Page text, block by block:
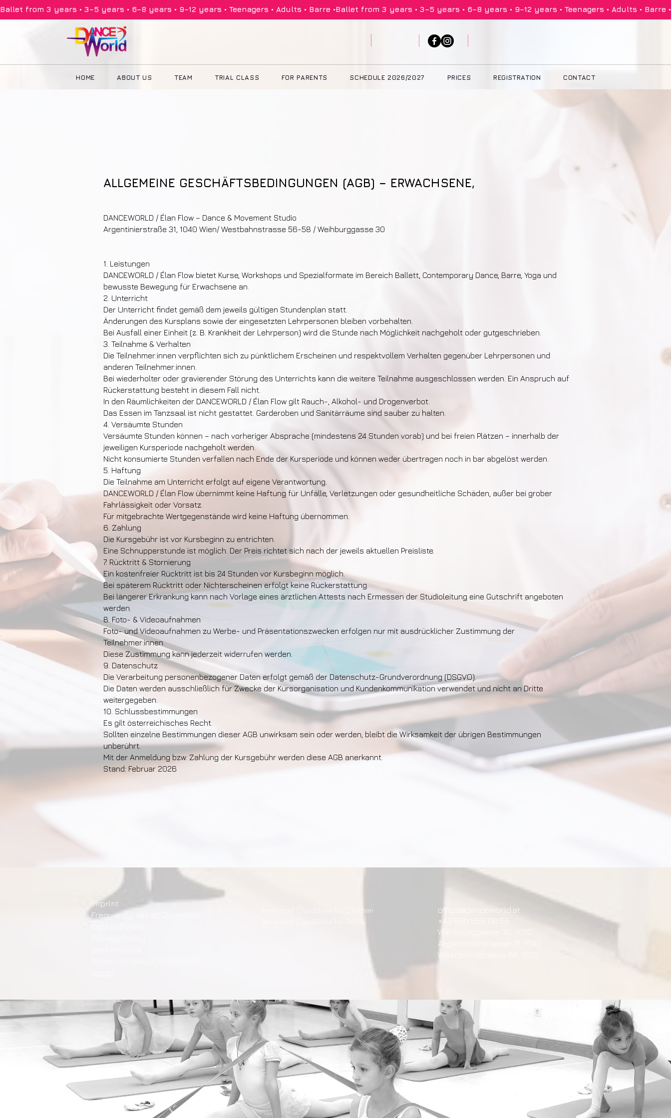
Ballet from 3 years • 3–5 years • 6–8 years • 9–12 years • Teenagers • Adults • Barre •
HOME ABOUT US TEAM TRIAL CLASS FOR PARENTS SCHEDULE 2026/2027 PRICES REGISTRATION CONTACT
ALLGEMEINE GESCHÄFTSBEDINGUNGEN (AGB) – ERWACHSENE,
DANCEWORLD / Élan Flow – Dance & Movement Studio
Argentinierstraße 31, 1040 Wien/ Westbahnstrasse 56-58 / Weihburggasse 30
1. Leistungen
DANCEWORLD / Élan Flow bietet Kurse, Workshops und Spezialformate im Bereich Ballett, Contemporary Dance, Barre, Yoga und
bewusste Bewegung für Erwachsene an.
2. Unterricht
Der Unterricht findet gemäß dem jeweils gültigen Stundenplan statt.
Änderungen des Kursplans sowie der eingesetzten Lehrpersonen bleiben vorbehalten.
Bei Ausfall einer Einheit (z. B. Krankheit der Lehrperson) wird die Stunde nach Möglichkeit nachgeholt oder gutgeschrieben.
3. Teilnahme & Verhalten
Die Teilnehmer:innen verpflichten sich zu pünktlichem Erscheinen und respektvollem Verhalten gegenüber Lehrpersonen und
anderen Teilnehmer:innen.
Bei wiederholter oder gravierender Störung des Unterrichts kann die weitere Teilnahme ausgeschlossen werden. Ein Anspruch auf
Rückerstattung besteht in diesem Fall nicht.
In den Räumlichkeiten der DANCEWORLD / Élan Flow gilt Rauch-, Alkohol- und Drogenverbot.
Das Essen im Tanzsaal ist nicht gestattet. Garderoben und Sanitärräume sind sauber zu halten.
4. Versäumte Stunden
Versäumte Stunden können – nach vorheriger Absprache (mindestens 24 Stunden vorab) und bei freien Plätzen – innerhalb der
jeweiligen Kursperiode nachgeholt werden.
Nicht konsumierte Stunden verfallen nach Ende der Kursperiode und können weder übertragen noch in bar abgelöst werden.
5. Haftung
Die Teilnahme am Unterricht erfolgt auf eigene Verantwortung.
DANCEWORLD / Élan Flow übernimmt keine Haftung für Unfälle, Verletzungen oder gesundheitliche Schäden, außer bei grober
Fahrlässigkeit oder Vorsatz.
Für mitgebrachte Wertgegenstände wird keine Haftung übernommen.
6. Zahlung
Die Kursgebühr ist vor Kursbeginn zu entrichten.
Eine Schnupperstunde ist möglich. Der Preis richtet sich nach der jeweils aktuellen Preisliste.
7. Rücktritt & Stornierung
Ein kostenfreier Rücktritt ist bis 24 Stunden vor Kursbeginn möglich.
Bei späterem Rücktritt oder Nichterscheinen erfolgt keine Rückerstattung.
Bei längerer Erkrankung kann nach Vorlage eines ärztlichen Attests nach Ermessen der Studioleitung eine Gutschrift angeboten
werden.
8. Foto- & Videoaufnahmen
Foto- und Videoaufnahmen zu Werbe- und Präsentationszwecken erfolgen nur mit ausdrücklicher Zustimmung der
Teilnehmer:innen.
Diese Zustimmung kann jederzeit widerrufen werden.
9. Datenschutz
Die Verarbeitung personenbezogener Daten erfolgt gemäß der Datenschutz-Grundverordnung (DSGVO).
Die Daten werden ausschließlich für Zwecke der Kursorganisation und Kundenkommunikation verwendet und nicht an Dritte
weitergegeben.
10. Schlussbestimmungen
Es gilt österreichisches Recht.
Sollten einzelne Bestimmungen dieser AGB unwirksam sein oder werden, bleibt die Wirksamkeit der übrigen Bestimmungen
unberührt.
Mit der Anmeldung bzw. Zahlung der Kursgebühr werden diese AGB anerkannt.
Stand: Februar 2026
imprint
Frequently Asked Questions
Terms and Conditions for Children
office@danceworld.at
+43 660 555 00 55
Weihburggasse 30, 1010
Argentinierstrasse 31, 1040
Westbahnstrasse 56, 1070